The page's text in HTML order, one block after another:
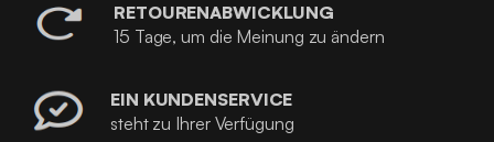
RETOURENABWICKLUNG
15 Tage, um die Meinung zu ändern
EIN KUNDENSERVICE
steht zu Ihrer Verfügung